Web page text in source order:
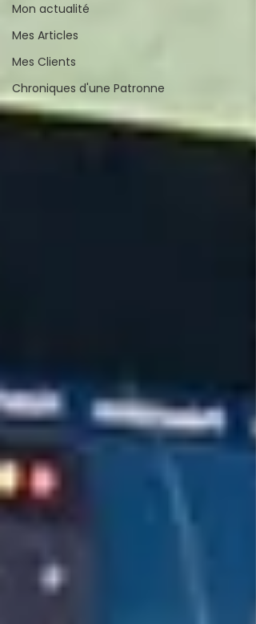
Mon actualité
Mes Articles
Mes Clients
Chroniques d'une Patronne